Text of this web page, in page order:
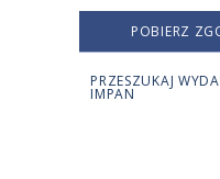
POBIERZ
PRZESZUKAJ
IMPAN